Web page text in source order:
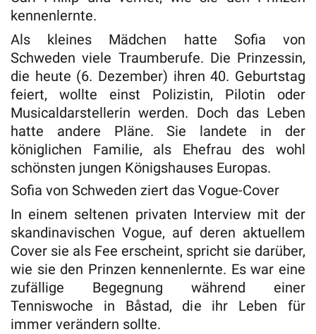
kennenlernte.
Als kleines Mädchen hatte Sofia von
Schweden viele Traumberufe. Die Prinzessin,
die heute (6. Dezember) ihren 40. Geburtstag
feiert, wollte einst Polizistin, Pilotin oder
Musicaldarstellerin werden. Doch das Leben
hatte andere Pläne. Sie landete in der
königlichen Familie, als Ehefrau des wohl
schönsten jungen Königshauses Europas.
Sofia von Schweden ziert das Vogue-Cover
In einem seltenen privaten Interview mit der
skandinavischen Vogue, auf deren aktuellem
Cover sie als Fee erscheint, spricht sie darüber,
wie sie den Prinzen kennenlernte. Es war eine
zufällige Begegnung während einer
Tenniswoche in Båstad, die ihr Leben für
immer verändern sollte.